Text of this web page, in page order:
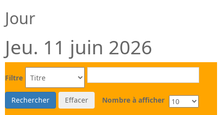
Jour
Jeu. 11 juin 2026
Filtre
Rechercher Effacer Nombre à afficher